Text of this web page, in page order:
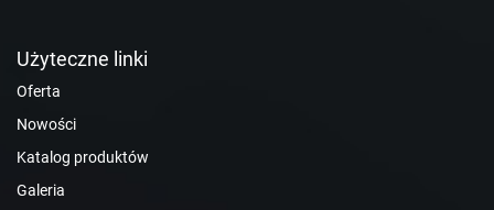
Użyteczne linki
Oferta
Nowości
Katalog produktów
Galeria